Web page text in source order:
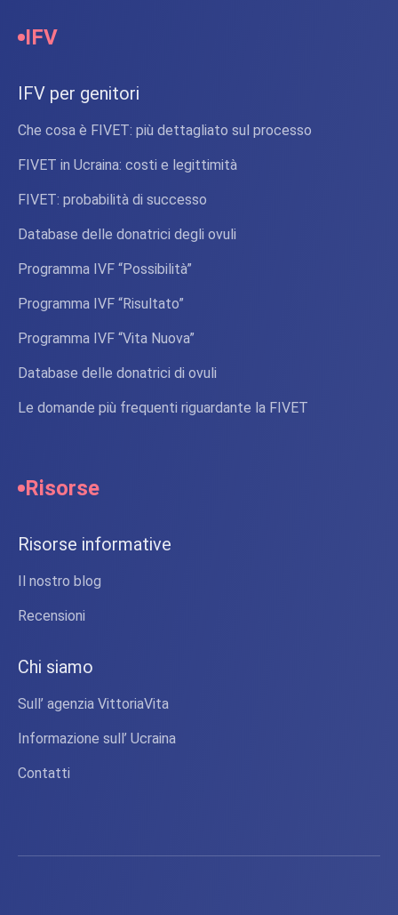
IFV
IFV per genitori
Che cosa è FIVET: più dettagliato sul processo
FIVET in Ucraina: costi e legittimità
FIVET: probabilità di successo
Database delle donatrici degli ovuli
Programma IVF “Possibilità”
Programma IVF “Risultato”
Programma IVF “Vita Nuova”
Database delle donatrici di ovuli
Le domande più frequenti riguardante la FIVET
Risorse
Risorse informative
Il nostro blog
Recensioni
Chi siamo
Sull’ agenzia VittoriaVita
Informazione sull’ Ucraina
Contatti